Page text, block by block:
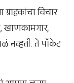
विचार
खाणकामगार,
नव्हती. ते पॉकेट